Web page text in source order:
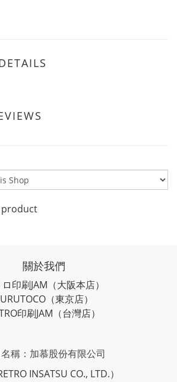
product
關於我們
印刷JAM （大阪本店）
（東京店）
印刷JAM （台灣店）
稱：加慕股份有限公司
INSATSU CO., LTD.）